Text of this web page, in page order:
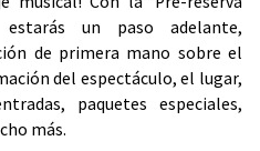
estarás un paso adelante,
de primera mano sobre el
del espectáculo, el lugar,
paquetes especiales,
más.